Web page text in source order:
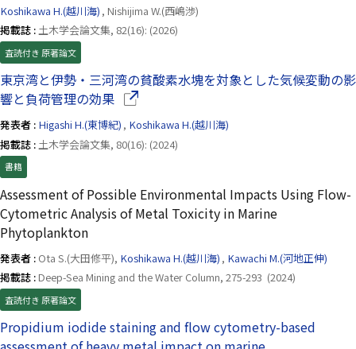
Koshikawa H.(越川海) , Nishijima W.(西嶋渉)
掲載誌 :土木学会論文集, 82(16): (2026)
査読付き 原著論文
東京湾と伊勢・三河湾の貧酸素水塊を対象とした気候変動の影
響と負荷管理の効果（別ウインドウで開きます）
発表者 : Higashi H.(東博紀) , Koshikawa H.(越川海)
掲載誌 : 土木学会論文集, 80(16): (2024)
書籍
Assessment of Possible Environmental Impacts Using Flow-
Cytometric Analysis of Metal Toxicity in Marine
Phytoplankton
発表者 : Ota S.(大田修平), Koshikawa H.(越川海) , Kawachi M.(河地正伸)
掲載誌 : Deep-Sea Mining and the Water Column, 275-293 (2024)
査読付き 原著論文
Propidium iodide staining and flow cytometry-based